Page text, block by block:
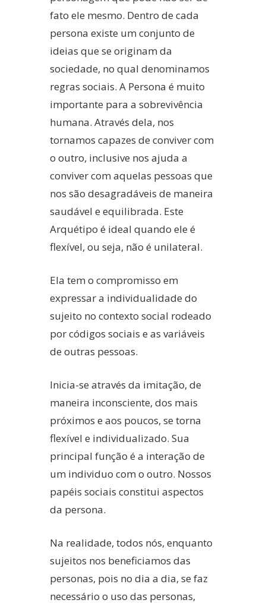
fato ele mesmo. Dentro de cada
persona existe um conjunto de
ideias que se originam da
sociedade, no qual denominamos
regras sociais. A Persona é muito
importante para a sobrevivência
humana. Através dela, nos
tornamos capazes de conviver com
o outro, inclusive nos ajuda a
conviver com aquelas pessoas que
nos são desagradáveis de maneira
saudável e equilibrada. Este
Arquétipo é ideal quando ele é
flexível, ou seja, não é unilateral.
Ela tem o compromisso em
expressar a individualidade do
sujeito no contexto social rodeado
por códigos sociais e as variáveis
de outras pessoas.
Inicia-se através da imitação, de
maneira inconsciente, dos mais
próximos e aos poucos, se torna
flexível e individualizado. Sua
principal função é a interação de
um individuo com o outro. Nossos
papéis sociais constitui aspectos
da persona.
Na realidade, todos nós, enquanto
sujeitos nos beneficiamos das
personas, pois no dia a dia, se faz
necessário o uso das personas,